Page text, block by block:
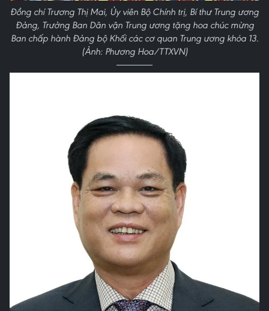
Đồng chí Trương Thị Mai, Ủy viên Bộ Chính trị, Bí thư Trung ương
Đảng, Trưởng Ban Dân vận Trung ương tặng hoa chúc mừng
Ban chấp hành Đảng bộ Khối các cơ quan Trung ương khóa 13.
(Ảnh: Phương Hoa/TTXVN)